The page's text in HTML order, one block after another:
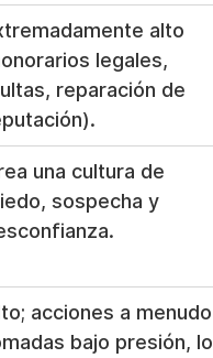
alto
legales,
reparación de
una cultura de
sospecha y
acciones a menudo
bajo presión, lo